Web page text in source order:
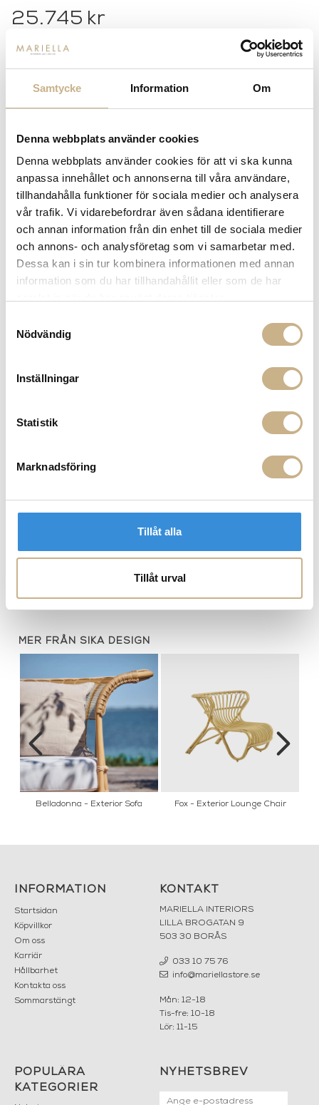
Samtycke Information Om
Denna webbplats använder cookies
Denna webbplats använder cookies för att vi ska kunna
anpassa innehållet och annonserna till våra användare,
tillhandahålla funktioner för sociala medier och analysera
vår trafik. Vi vidarebefordrar även sådana identifierare
och annan information från din enhet till de sociala medier
och annons- och analysföretag som vi samarbetar med.
Dessa kan i sin tur kombinera informationen med annan
information som du har tillhandahållit eller som de har
Nödvändig
Inställningar
Statistik
Marknadsföring
Tillåt alla
Tillåt urval
25.745 kr
+ LÄGG I VARUKORG
14 dagars returrätt på lagervaror. Läs mer
Leverans inom 3-5 arbetsdagar på lagervaror
Få10% välkomstrabattnär du registrerar dig för vårt
nyhetsbrev
Fri frakt på mindra varor vid köp över 1000:-
900:- i frakt vid köp av större möbler
Hämta i butik
BESKRIVNING
Michelangelo - Exterior
Belladonna - Exterior Sofa
MER FRÅN SIKA DESIGN
Belladonna - Exterior Sofa Fox - Exterior Lounge Chair
INFORMATION
Startsidan
Köpvillkor
Om oss
Karriär
Hållbarhet
Kontakta oss
Sommarstängt
KONTAKT
MARIELLA INTERIORS
LILLA BROGATAN 9
503 30 BORÅS
033 10 75 76
info@mariellastore.se
Mån: 12-18
Tis-fre: 10-18
Lör: 11-15
POPULÄRA
KATEGORIER
NYHETSBREV